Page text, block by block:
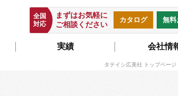
実績 会社情
無料
カタログ
まずはお気軽に
ご相談ください
全国
対応
タテイシ広美社 トップページ